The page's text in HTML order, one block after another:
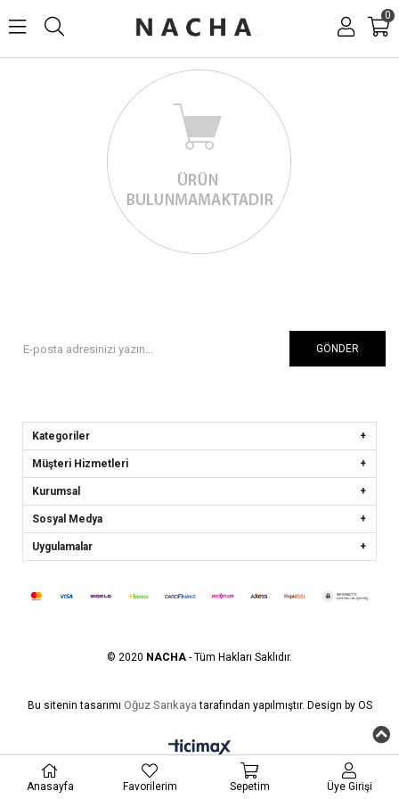
0
GÖNDER
Kategoriler
Müşteri Hizmetleri
Kurumsal
Sosyal Medya
Uygulamalar
© 2020 NACHA - Tüm Hakları Saklıdır.
Bu sitenin tasarımı Oğuz Sarıkaya tarafından yapılmıştır. Design by OS
Anasayfa Favorilerim Sepetim Üye Girişi